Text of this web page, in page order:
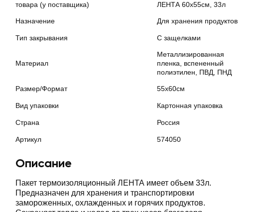
товара (у поставщика)
ЛЕНТА 60х55см, 33л
Назначение Для хранения продуктов
Тип закрывания С защелками
Материал
Металлизированная
пленка, вспененный
полиэтилен, ПВД, ПНД
Размер/Формат 55x60см
Вид упаковки Картонная упаковка
Страна Россия
Артикул 574050
Описание
Пакет термоизоляционный ЛЕНТА имеет объем 33л.
Предназначен для хранения и транспортировки
замороженных, охлажденных и горячих продуктов.